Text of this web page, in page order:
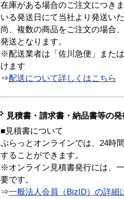
在庫がある場合のご注文につき
いる発送日にて当社より発送い
尚、複数の商品をご注文の場合
発送となります。
※配送業者は「佐川急便」また
けます
⇒配送について詳しくはこちら
見積書・請求書・納品書等の
■見積書について
ぷらっとオンラインでは、24時
することができます。
※オンライン見積書発行には、
要です。
⇒一般法人会員（BizID）の詳細